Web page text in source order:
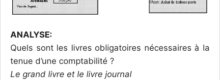
ANALYSE:
Quels sont les livres obligatoires nécessaires à la
tenue d’une comptabilité ?
Le grand livre et le livre journal